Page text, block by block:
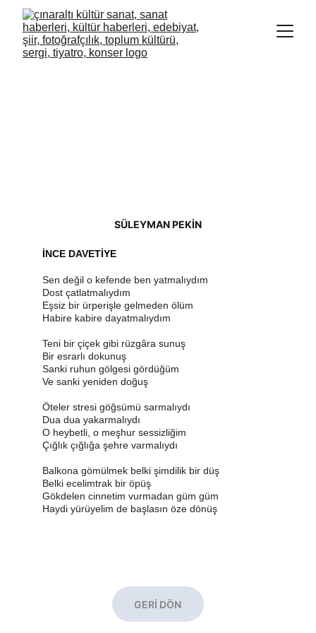
SÜLEYMAN PEKİN
İNCE DAVETİYE
Sen değil o kefende ben yatmalıydım
Dost çatlatmalıydım
Eşsiz bir ürperişle gelmeden ölüm
Habire kabire dayatmalıydım
Teni bir çiçek gibi rüzgâra sunuş
Bir esrarlı dokunuş
Sanki ruhun gölgesi gördüğüm
Ve sanki yeniden doğuş
Öteler stresi göğsümü sarmalıydı
Dua dua yakarmalıydı
O heybetli, o meşhur sessizliğim
Çığlık çığlığa şehre varmalıydı
Balkona gömülmek belki şimdilik bir düş
Belki ecelimtrak bir öpüş
Gökdelen cinnetim vurmadan güm güm
Haydi yürüyelim de başlasın öze dönüş
GERİ DÖN